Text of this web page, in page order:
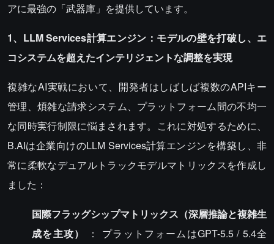
アに最強の「武器庫」を提供しています。
1、LLM Services計算エンジン：モデルの壁を打破し、エ
コシステムを超えたインテリジェントな調整を実現
複雑なAI実戦において、開発者はしばしば複数のAPIキー
管理、煩雑な請求システム、プラットフォーム間の不均一
な同時実行制限に悩まされます。これに対処するために、
B.AIは企業向けのLLM Services計算エンジンを構築し、非
常に柔軟なデュアルトラックモデルマトリックスを作成し
ました：
国際フラッグシップマトリックス（深層推論と複雑生
成を主攻）
： プラットフォームはGPT-5.5 / 5.4全